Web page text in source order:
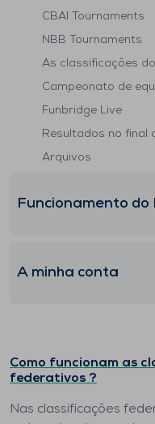
CBAI Tournaments
NBB Tournaments
As classificações
Campeonato de
Funbridge Live
Resultados no final
Arquivos
Funcionamento do
A minha conta
Como funcionam as
federativos ?
Nas classificações